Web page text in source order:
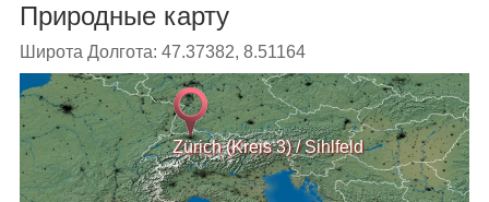
Природные карту
Широта Долгота: 47.37382, 8.51164
Zürich (Kreis 3) / Sihlfeld